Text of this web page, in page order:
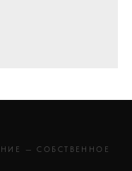
— СОБСТВЕННОЕ